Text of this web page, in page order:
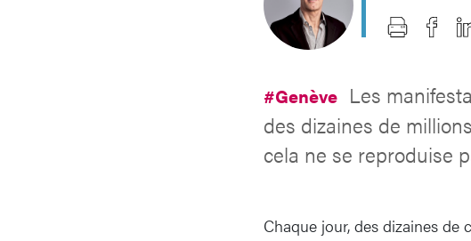
#Genève Les
des dizaines de
cela ne se reproduise
Chaque jour, des dizaines de